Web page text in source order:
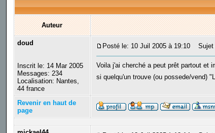
Auteur
doud
Inscrit le: 14 Mar 2005
Messages: 234
Localisation: Nantes,
44 france
Posté le: 10 Juil 2005 à 19:10 Sujet
Voila j'ai cherché a peut prêt partout et
si quelqu'un trouve (ou possede/vend)
Revenir en haut de
page